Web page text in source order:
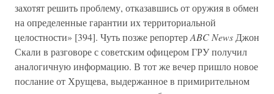
захотят решить проблему, отказавшись от оружия в обмен
на определенные гарантии их территориальной
целостности» [394]. Чуть позже репортерABC News Джон
Скали в разговоре с советским офицером ГРУ получил
аналогичную информацию. В тот же вечер пришло новое
послание от Хрущева, выдержанное в примирительном